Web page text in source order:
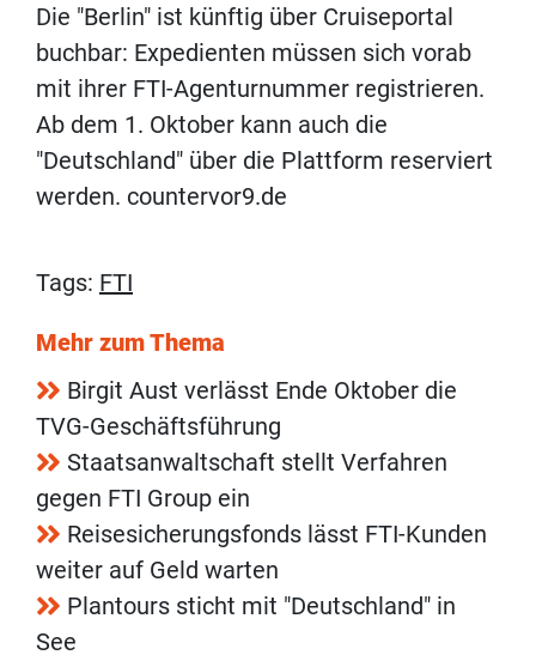
Die "Berlin" ist künftig über Cruiseportal
buchbar: Expedienten müssen sich vorab
mit ihrer FTI-Agenturnummer registrieren.
Ab dem 1. Oktober kann auch die
"Deutschland" über die Plattform reserviert
werden. countervor9.de
Tags: FTI
Mehr zum Thema
Birgit Aust verlässt Ende Oktober die
TVG-Geschäftsführung
Staatsanwaltschaft stellt Verfahren
gegen FTI Group ein
Reisesicherungsfonds lässt FTI-Kunden
weiter auf Geld warten
Plantours sticht mit "Deutschland" in
See